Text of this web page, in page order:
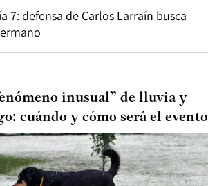
7: defensa de Carlos Larraín busca
inusual” de lluvia y
cuándo y cómo será el evento